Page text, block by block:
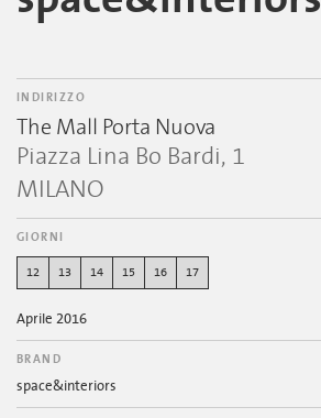
INDIRIZZO
The Mall Porta Nuova
Piazza Lina Bo Bardi, 1
MILANO
GIORNI
12 13 14 15 16 17
Aprile 2016
BRAND
space&interiors